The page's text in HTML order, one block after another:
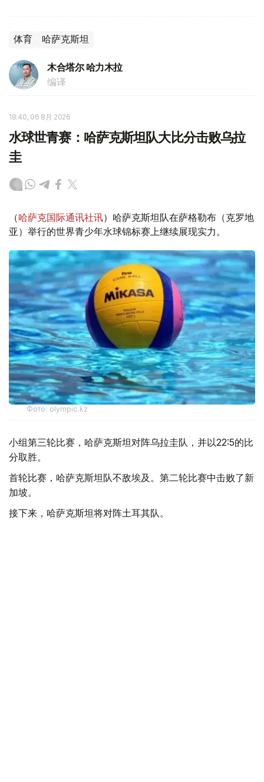
体育 哈萨克斯坦
木合塔尔 哈力木拉
编译
18:40, 06 8月 2026
水球世青赛：哈萨克斯坦队大比分击败乌拉
圭
（哈萨克国际通讯社讯）哈萨克斯坦队在萨格勒布（克罗地
亚）举行的世界青少年水球锦标赛上继续展现实力。
Фото: olympic.kz
小组第三轮比赛，哈萨克斯坦对阵乌拉圭队，并以22:5的比
分取胜。
首轮比赛，哈萨克斯坦队不敌埃及。第二轮比赛中击败了新
加坡。
接下来，哈萨克斯坦将对阵土耳其队。